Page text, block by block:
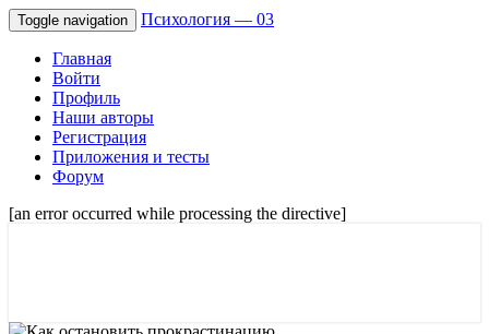
Toggle navigation Психология — 03
Главная
Войти
Профиль
Наши авторы
Регистрация
Приложения и тесты
Форум
[an error occurred while processing the directive]
проблемы.